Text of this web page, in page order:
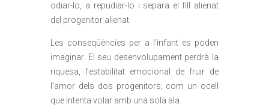
odiar-lo, a repudiar-lo i separa el fill alienat
del progenitor alienat.
Les conseqüències per a l’infant es poden
imaginar. El seu desenvolupament perdrà la
riquesa, l’estabilitat emocional de fruir de
l’amor dels dos progenitors; com un ocell
que intenta volar amb una sola ala.